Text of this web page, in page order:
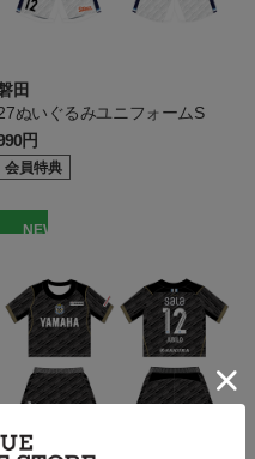
田
ぬいぐるみユニフォームS
円
会員特典
NEW